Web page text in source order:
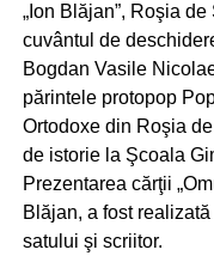
„Ion Blăjan”, Roşia
cuvântul de
Bogdan Vasile
părintele protopop
Ortodoxe din Roşia
de istorie la Şcoala
Prezentarea cărţii
Blăjan, a fost
satului şi scriitor.